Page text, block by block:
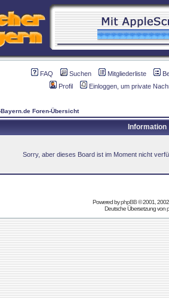
FAQ Suchen Mitgliederliste
Profil
Einloggen, um private
Foren-Übersicht
Information
Sorry, aber dieses Board ist im Moment nicht
Powered byphpBB© 2001,
Deutsche Übersetzung von